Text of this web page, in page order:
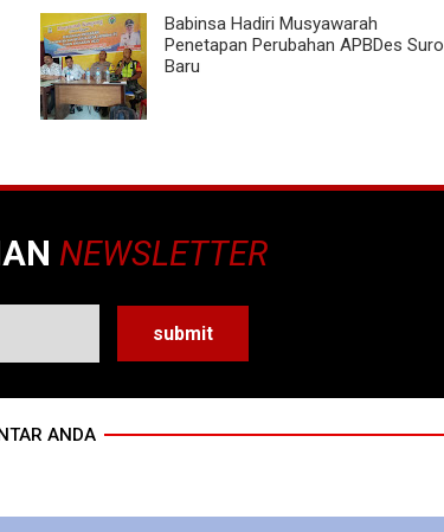
Babinsa Hadiri Musyawarah
Penetapan Perubahan APBDes Suro
Baru
NEWSLETTER
ANDA